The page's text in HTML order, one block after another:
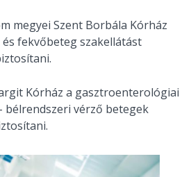
megyei Szent Borbála Kórház
fekvőbeteg szakellátást
Kórház a gasztroenterológiai
bélrendszeri vérző betegek